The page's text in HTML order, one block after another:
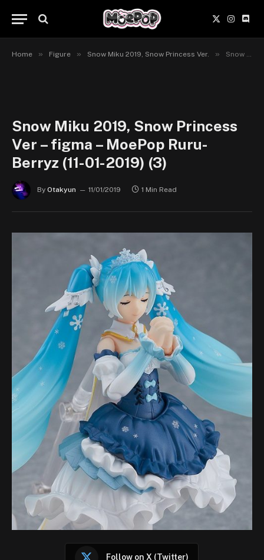
X
(Twitter)
Home » Figure » Snow Miku 2019, Snow Princess Ver. » Snow Miku 2019, Snow Princess Ver – figma – MoePop Ruru-Berryz (11-01-2019) (3)
Snow Miku 2019, Snow Princess
Ver – figma – MoePop Ruru-
Berryz (11-01-2019) (3)
By Otakyun 11/01/2019 1 Min Read
Follow on X (Twitter)